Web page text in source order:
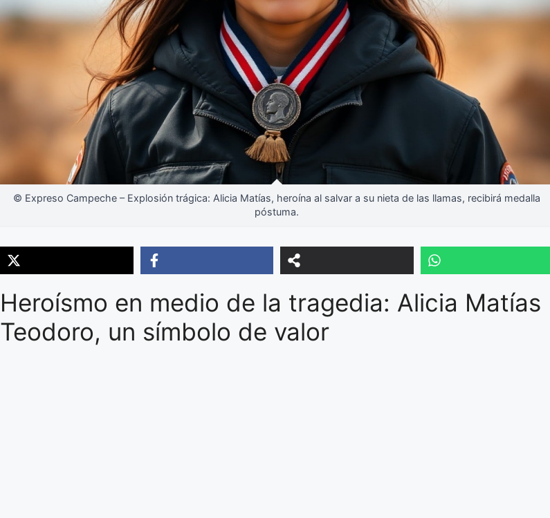
© Expreso Campeche – Explosión trágica: Alicia Matías, heroína al salvar a su nieta de las llamas, recibirá medalla
póstuma.
Heroísmo en medio de la tragedia: Alicia Matías
Teodoro, un símbolo de valor